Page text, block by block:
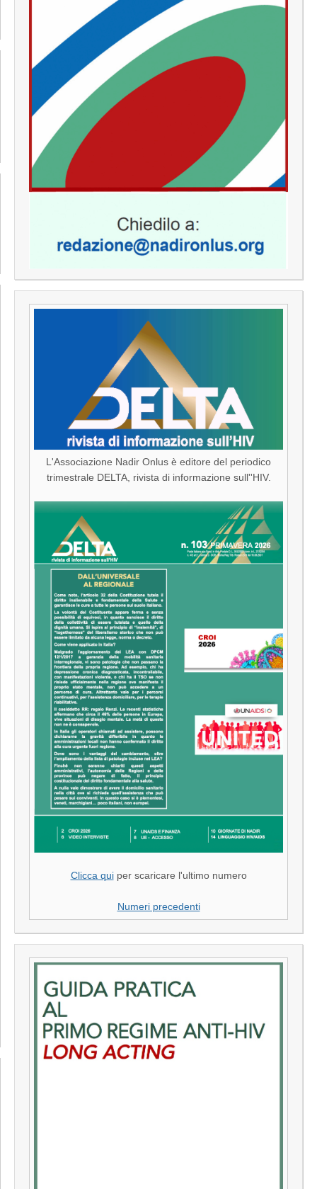
L'Associazione Nadir Onlus è editore del periodico
trimestrale DELTA, rivista di informazione sull''HIV.
Clicca quiper scaricare l'ultimo numero
Numeri precedenti